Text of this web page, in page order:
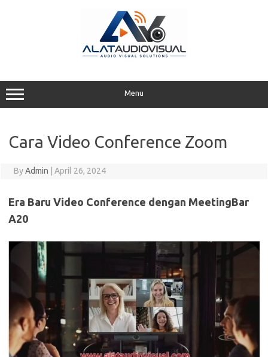
Menu
Cara Video Conference Zoom
ByAdmin April 26, 2024
Era Baru Video Conference dengan MeetingBar
A20